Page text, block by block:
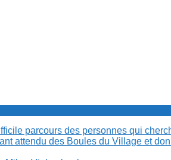
parcours des personnes qui
attendu des Boules du Village et